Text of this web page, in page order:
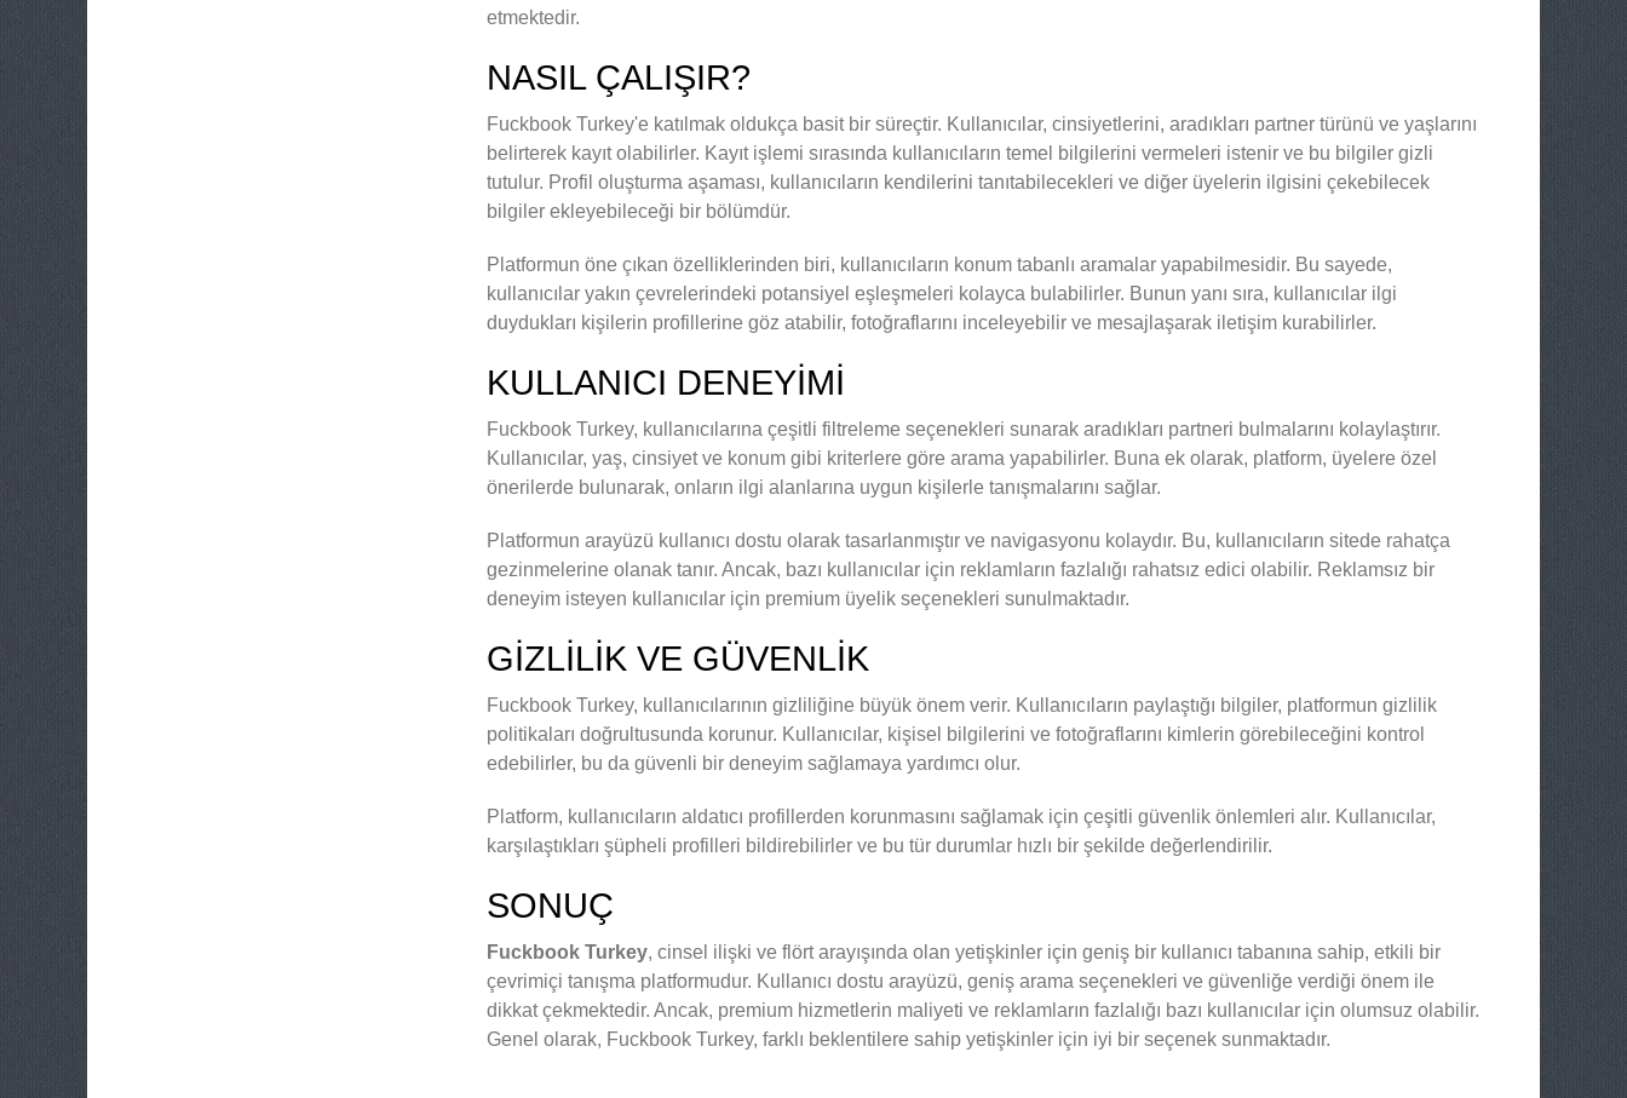
etmektedir.
NASIL ÇALIŞIR?
Fuckbook Turkey'e katılmak oldukça basit bir süreçtir. Kullanıcılar, cinsiyetlerini, aradıkları partner türünü ve yaşlarını
belirterek kayıt olabilirler. Kayıt işlemi sırasında kullanıcıların temel bilgilerini vermeleri istenir ve bu bilgiler gizli
tutulur. Profil oluşturma aşaması, kullanıcıların kendilerini tanıtabilecekleri ve diğer üyelerin ilgisini çekebilecek
bilgiler ekleyebileceği bir bölümdür.
Platformun öne çıkan özelliklerinden biri, kullanıcıların konum tabanlı aramalar yapabilmesidir. Bu sayede,
kullanıcılar yakın çevrelerindeki potansiyel eşleşmeleri kolayca bulabilirler. Bunun yanı sıra, kullanıcılar ilgi
duydukları kişilerin profillerine göz atabilir, fotoğraflarını inceleyebilir ve mesajlaşarak iletişim kurabilirler.
KULLANICI DENEYIMI
Fuckbook Turkey, kullanıcılarına çeşitli filtreleme seçenekleri sunarak aradıkları partneri bulmalarını kolaylaştırır.
Kullanıcılar, yaş, cinsiyet ve konum gibi kriterlere göre arama yapabilirler. Buna ek olarak, platform, üyelere özel
önerilerde bulunarak, onların ilgi alanlarına uygun kişilerle tanışmalarını sağlar.
Platformun arayüzü kullanıcı dostu olarak tasarlanmıştır ve navigasyonu kolaydır. Bu, kullanıcıların sitede rahatça
gezinmelerine olanak tanır. Ancak, bazı kullanıcılar için reklamların fazlalığı rahatsız edici olabilir. Reklamsız bir
deneyim isteyen kullanıcılar için premium üyelik seçenekleri sunulmaktadır.
GIZLILIK VE GÜVENLIK
Fuckbook Turkey, kullanıcılarının gizliliğine büyük önem verir. Kullanıcıların paylaştığı bilgiler, platformun gizlilik
politikaları doğrultusunda korunur. Kullanıcılar, kişisel bilgilerini ve fotoğraflarını kimlerin görebileceğini kontrol
edebilirler, bu da güvenli bir deneyim sağlamaya yardımcı olur.
Platform, kullanıcıların aldatıcı profillerden korunmasını sağlamak için çeşitli güvenlik önlemleri alır. Kullanıcılar,
karşılaştıkları şüpheli profilleri bildirebilirler ve bu tür durumlar hızlı bir şekilde değerlendirilir.
SONUÇ
Fuckbook Turkey, cinsel ilişki ve flört arayışında olan yetişkinler için geniş bir kullanıcı tabanına sahip, etkili bir
çevrimiçi tanışma platformudur. Kullanıcı dostu arayüzü, geniş arama seçenekleri ve güvenliğe verdiği önem ile
dikkat çekmektedir. Ancak, premium hizmetlerin maliyeti ve reklamların fazlalığı bazı kullanıcılar için olumsuz olabilir.
Genel olarak, Fuckbook Turkey, farklı beklentilere sahip yetişkinler için iyi bir seçenek sunmaktadır.